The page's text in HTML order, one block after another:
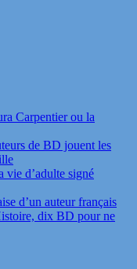
Carpentier ou la
de BD jouent les
vie d’adulte signé
d’un auteur français
dix BD pour ne